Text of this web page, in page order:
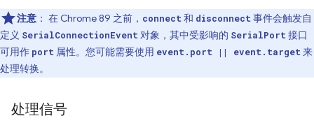
注意 ： 在 Chrome 89 之前， connect 和 disconnect 事件会触发自
定义 SerialConnectionEvent 对象，其中受影响的 SerialPort 接口
可用作 port 属性。您可能需要使用 event.port || event.target 来
处理转换。
处理信号